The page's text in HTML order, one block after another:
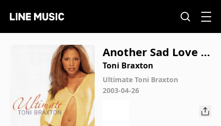
Another Sad Love S
ong (Radio Edit)
Toni Braxton
Ultimate Toni Braxton
2003-04-26